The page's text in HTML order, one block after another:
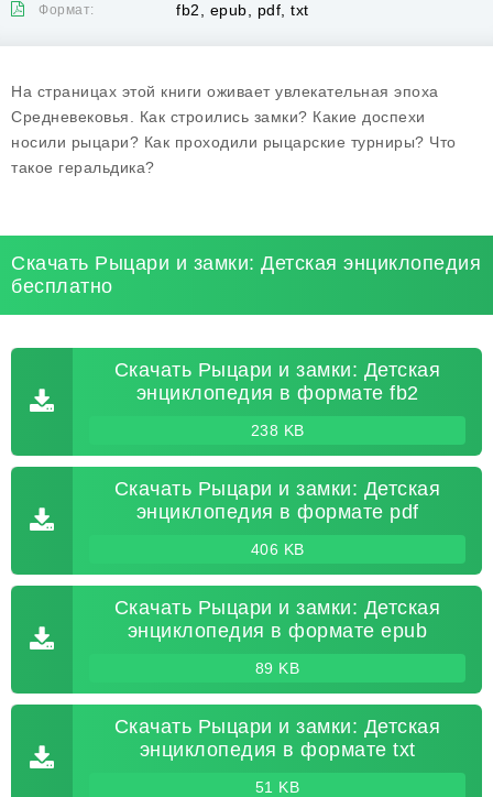
Формат: fb2, epub, pdf, txt
На страницах этой книги оживает увлекательная эпоха
Средневековья. Как строились замки? Какие доспехи
носили рыцари? Как проходили рыцарские турниры? Что
такое геральдика?
Скачать Рыцари и замки: Детская энциклопедия
бесплатно
Скачать Рыцари и замки: Детская
энциклопедия в формате fb2
238 KB
Скачать Рыцари и замки: Детская
энциклопедия в формате pdf
406 KB
Скачать Рыцари и замки: Детская
энциклопедия в формате epub
89 KB
Скачать Рыцари и замки: Детская
энциклопедия в формате txt
51 KB